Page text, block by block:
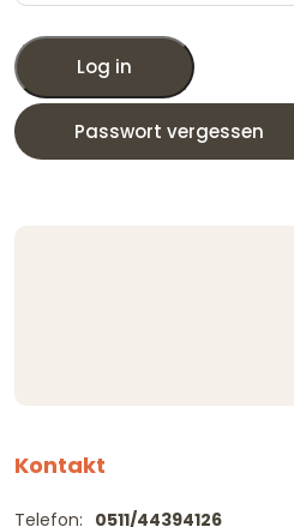
Log in
Passwort vergessen
Kontakt
Telefon: 0511/44394126